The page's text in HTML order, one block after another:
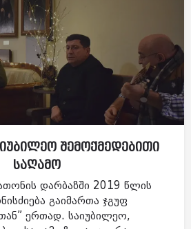
შემოქმედებითი
საღამო
დარბაზში 2019 წლის
გაიმართა ჯგუფ
ერთად. საიუბილეო,